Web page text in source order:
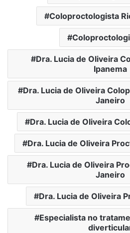
Coloproctologista
Dra. Lucia de Oliveira
Ipanema
Dra. Lucia de Oliveira
Janeiro
Dra. Lucia de Oliveira
Dra. Lucia de Oliveira
Dra. Lucia de Oliveira
Janeiro
Dra. Lucia de Oliveira
Especialista no